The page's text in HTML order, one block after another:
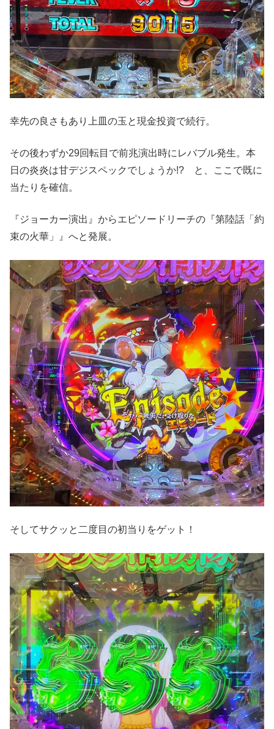
幸先の良さもあり上皿の玉と現金投資で続行。
その後わずか29回転目で前兆演出時にレバブル発生。本
日の炎炎は甘デジスペックでしょうか!? と、ここで既に
当たりを確信。
『ジョーカー演出』からエピソードリーチの『第陸話「約
束の火華」』へと発展。
そしてサクッと二度目の初当りをゲット！